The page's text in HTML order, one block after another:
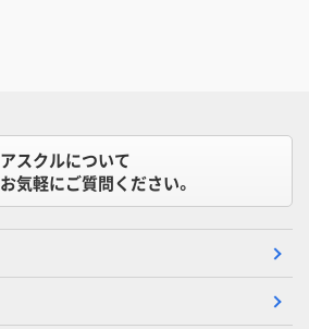
アスクルについて
お気軽にご質問ください。